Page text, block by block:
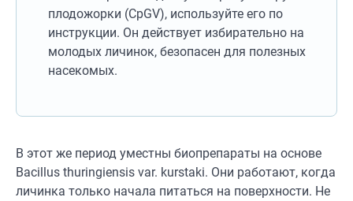
плодожорки (CpGV), используйте его по
инструкции. Он действует избирательно на
молодых личинок, безопасен для полезных
насекомых.
В этот же период уместны биопрепараты на основе
Bacillus thuringiensis var. kurstaki. Они работают, когда
личинка только начала питаться на поверхности. Не